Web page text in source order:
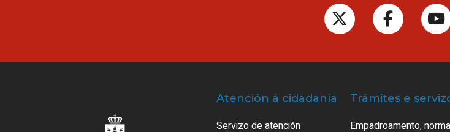
Atención á cidadanía
Servizo de atención
Trámites e
Empadroamento,